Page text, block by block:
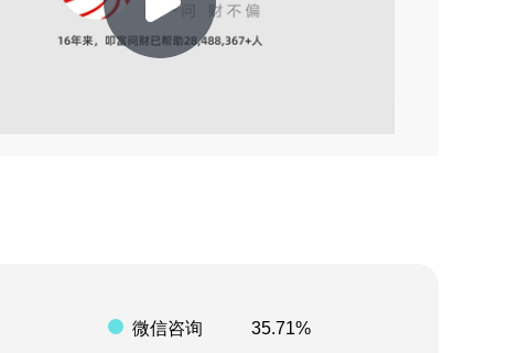
2026-07-04 14:28
2026-08-03 20:13
Play
微信咨询 35.71%